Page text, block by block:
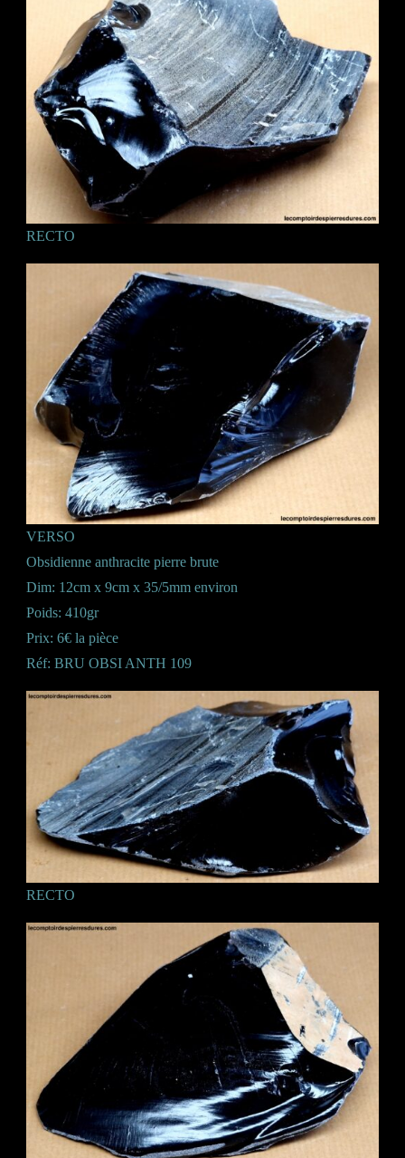
RECTO
VERSO
Obsidienne anthracite pierre brute
Dim: 12cm x 9cm x 35/5mm environ
Poids: 410gr
Prix: 6€ la pièce
Réf: BRU OBSI ANTH 109
RECTO